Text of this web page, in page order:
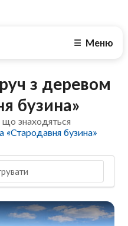
☰ Меню
з деревом
бузина»
знаходяться
«Стародавня бузина»